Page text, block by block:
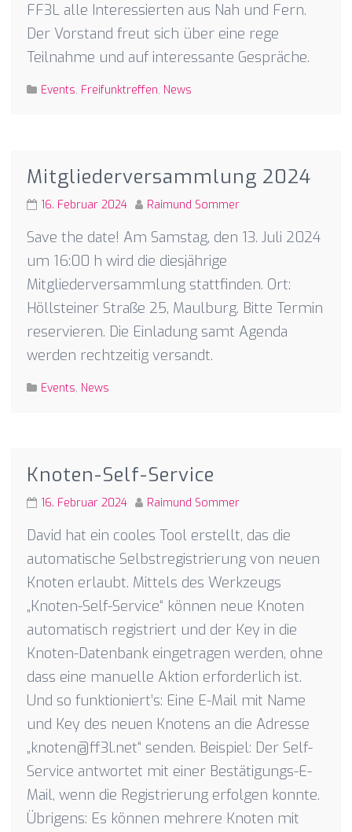
FF3L alle Interessierten aus Nah und Fern.
Der Vorstand freut sich über eine rege
Teilnahme und auf interessante Gespräche.
Events, Freifunktreffen, News
Mitgliederversammlung 2024
16. Februar 2024 Raimund Sommer
Save the date! Am Samstag, den 13. Juli 2024
um 16:00 h wird die diesjährige
Mitgliederversammlung stattfinden. Ort:
Höllsteiner Straße 25, Maulburg. Bitte Termin
reservieren. Die Einladung samt Agenda
werden rechtzeitig versandt.
Events, News
Knoten-Self-Service
16. Februar 2024 Raimund Sommer
David hat ein cooles Tool erstellt, das die
automatische Selbstregistrierung von neuen
Knoten erlaubt. Mittels des Werkzeugs
„Knoten-Self-Service“ können neue Knoten
automatisch registriert und der Key in die
Knoten-Datenbank eingetragen werden, ohne
dass eine manuelle Aktion erforderlich ist.
Und so funktioniert’s: Eine E-Mail mit Name
und Key des neuen Knotens an die Adresse
„knoten@ff3l.net“ senden. Beispiel: Der Self-
Service antwortet mit einer Bestätigungs-E-
Mail, wenn die Registrierung erfolgen konnte.
Übrigens: Es können mehrere Knoten mit